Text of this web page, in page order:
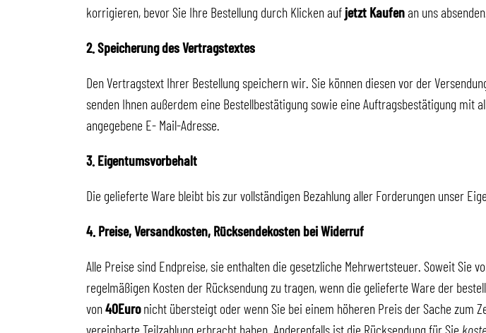
korrigieren, bevor Sie Ihre Bestellung durch Klicken aufjetzt Kaufen an uns absenden.
2. Speicherung des Vertragstextes
Den Vertragstext Ihrer Bestellung speichern wir. Sie können diesen vor der
senden Ihnen außerdem eine Bestellbestätigung sowie eine Auftragsbestätigung mit
angegebene E- Mail-Adresse.
3. Eigentumsvorbehalt
Die gelieferte Ware bleibt bis zur vollständigen Bezahlung aller Forderungen unser
4. Preise, Versandkosten, Rücksendekosten bei Widerruf
Alle Preise sind Endpreise, sie enthalten die gesetzliche Mehrwertsteuer. Soweit Sie
regelmäßigen Kosten der Rücksendung zu tragen, wenn die gelieferte Ware der
von40Euronicht übersteigt oder wenn Sie bei einem höheren Preis der Sache zum
vereinbarte Teilzahlung erbracht haben. Anderenfalls ist die Rücksendung für Sie